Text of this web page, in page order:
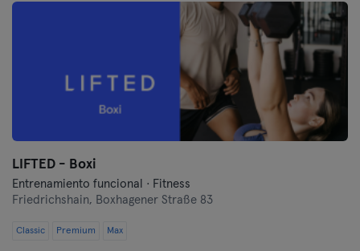
LIFTED - Boxi
Entrenamiento funcional · Fitness
Friedrichshain, Boxhagener Straße 83
Classic Premium Max